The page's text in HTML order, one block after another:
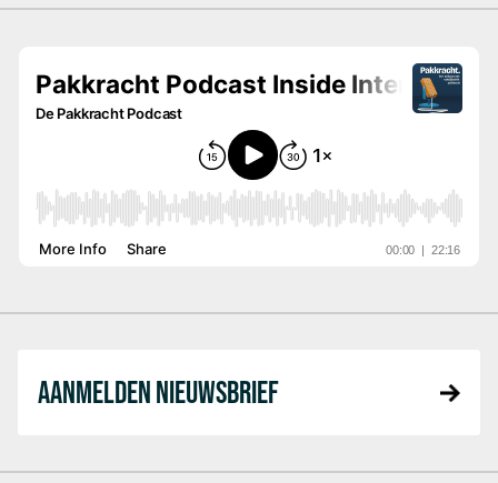
AANMELDEN NIEUWSBRIEF